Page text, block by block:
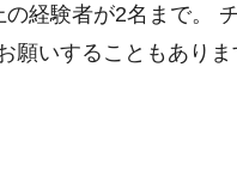
経験者が2名まで。
願いすることもあり